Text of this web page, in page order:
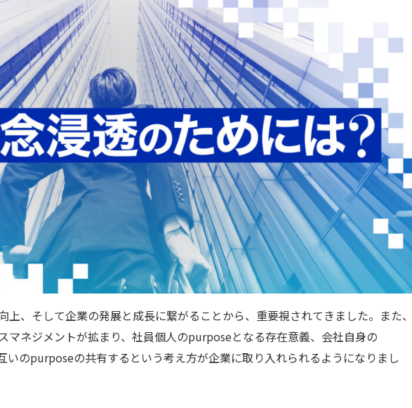
、そして企業の発展と成長に繋がることから、重要視されてきました。また、
マネジメントが拡まり、社員個人のpurposeとなる存在意義、会社自身の
のpurposeの共有するという考え方が企業に取り入れられるようになりまし